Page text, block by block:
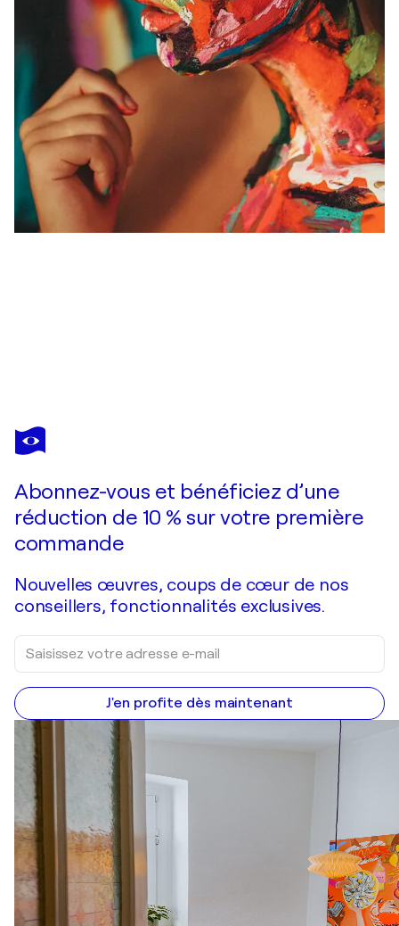
LINA
REDFORD
Je passe commande
Abonnez-vous et bénéficiez d’une
réduction de 10 % sur votre première
commande
Nouvelles œuvres, coups de cœur de nos
conseillers, fonctionnalités exclusives.
J'en profite dès maintenant